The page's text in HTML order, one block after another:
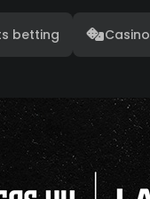
betting Casino